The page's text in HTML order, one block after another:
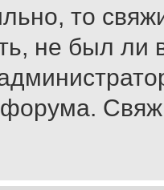
то
не был ли